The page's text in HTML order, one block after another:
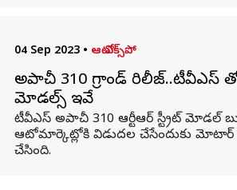
04 Sep 2023 • ఆటో ఎక్స్‌పో
అపాచీ 310 గ్రాండ్ రిలీజ్..టీవీఎస్
మోడల్స్ ఇవే
టీవీఎస్ అపాచీ 310 ఆర్టీఆర్ స్ట్రీట్‌ మోడల్
ఆటోమార్కెట్లోకి విడుదల చేసేందుకు మోటార్
చేసింది.